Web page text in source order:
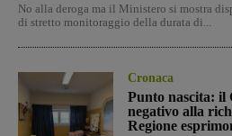
No alla deroga ma il Ministero si mostra
di stretto monitoraggio della durata di...
Cronaca
Punto nascita: il
negativo alla
Regione